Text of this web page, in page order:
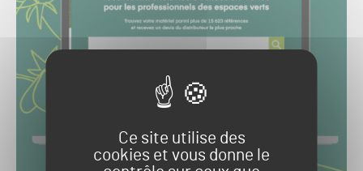
Ce site utilise des
cookies et vous donne le